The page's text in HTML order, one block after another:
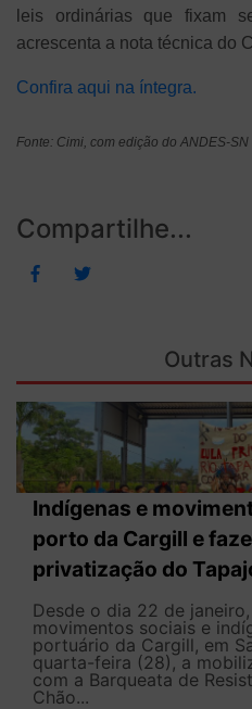
leis ordinárias que fixam
acrescenta a nota técnica do
Confira aqui na íntegra.
Fonte: Cimi, com edição do ANDES-SN
Compartilhe...
Outras
Indígenas e
porto da Cargill e
privatização do
Desde o dia 22 de
movimentos sociais e
portuário da Cargill, em
quarta-feira (28), a
com a Barqueata de
Chão...